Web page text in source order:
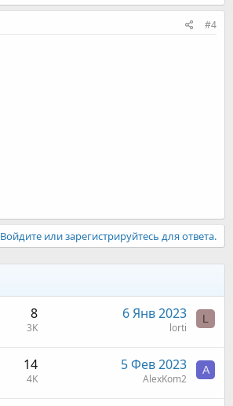
#4
Войдите или зарегистрируйтесь для ответа.
8
3K
6 Янв 2023
lorti
L
14
4K
5 Фев 2023
AlexKom2
A